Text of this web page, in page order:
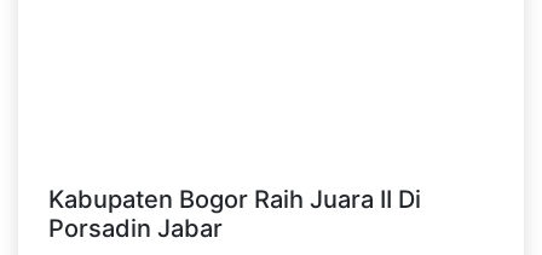
Kabupaten Bogor Raih Juara II Di
Porsadin Jabar